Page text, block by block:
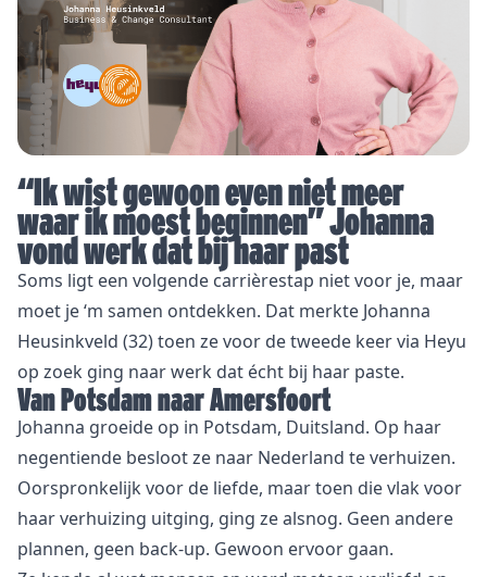
“Ik wist gewoon even niet meer
waar ik moest beginnen” Johanna
vond werk dat bij haar past
Soms ligt een volgende carrièrestap niet voor je, maar
moet je ‘m samen ontdekken. Dat merkte Johanna
Heusinkveld (32) toen ze voor de tweede keer via Heyu
op zoek ging naar werk dat écht bij haar paste.
Van Potsdam naar Amersfoort
Johanna groeide op in Potsdam, Duitsland. Op haar
negentiende besloot ze naar Nederland te verhuizen.
Oorspronkelijk voor de liefde, maar toen die vlak voor
haar verhuizing uitging, ging ze alsnog. Geen andere
plannen, geen back-up. Gewoon ervoor gaan.